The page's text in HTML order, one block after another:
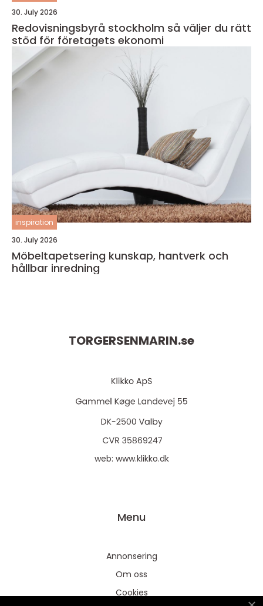
30. July 2026
Redovisningsbyrå stockholm så väljer du rätt
stöd för företagets ekonomi
inspiration
30. July 2026
Möbeltapetsering kunskap, hantverk och
hållbar inredning
TORGERSENMARIN.se
web: www.klikko.dk
Menu
Annonsering
Om oss
Cookies